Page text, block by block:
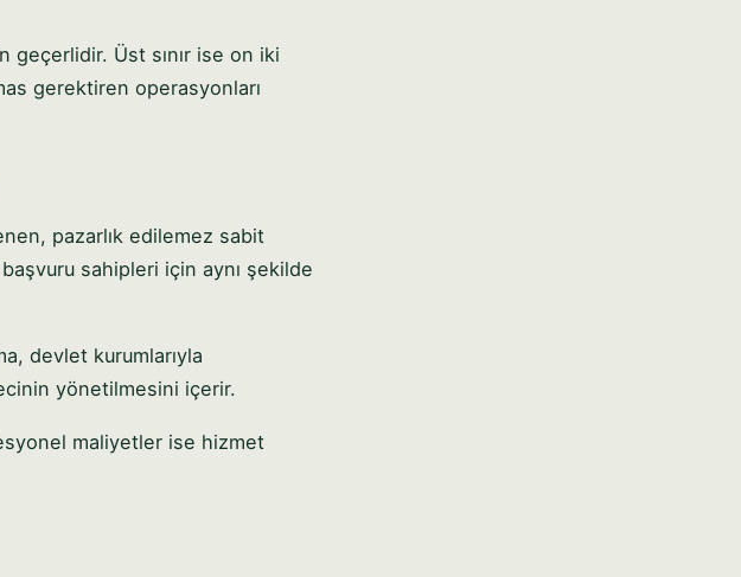
geçerlidir. Üst sınır ise on iki
gerektiren operasyonları
pazarlık edilemez sabit
sahipleri için aynı şekilde
devlet kurumlarıyla
yönetilmesini içerir.
maliyetler ise hizmet